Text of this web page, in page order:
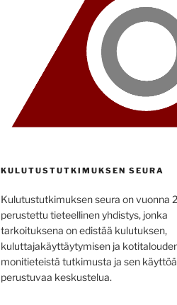
KULUTUSTUTKIMUKSEN SEURA
Kulutustutkimuksen seura on vuonna
perustettu tieteellinen yhdistys, jonka
tarkoituksena on edistää kulutuksen,
kuluttajakäyttäytymisen ja
monitieteistä tutkimusta ja sen
perustuvaa keskustelua.